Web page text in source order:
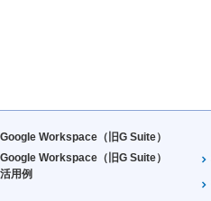
Google Workspace（旧G Suite）
Google Workspace（旧G Suite）
活用例